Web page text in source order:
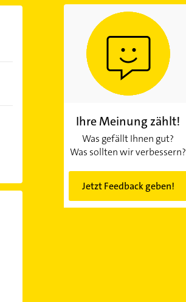
Ihre Meinung zählt!
Was gefällt Ihnen gut?
Was sollten wir verbessern?
Jetzt Feedback geben!